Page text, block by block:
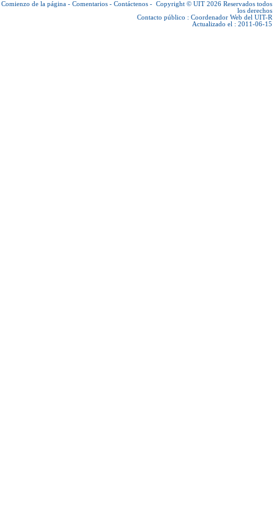
Comienzo de la página - Comentarios - Contáctenos - Copyright © UIT 2026 Reservados todos
los derechos
Contacto público : Coordenador Web del UIT-R
Actualizado el : 2011-06-15